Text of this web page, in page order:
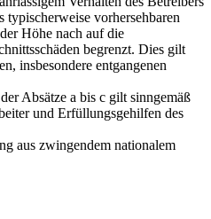
typischerweise vorhersehbaren
Höhe nach auf die
begrenzt. Dies gilt
insbesondere entgangenen
Absätze a bis c gilt sinngemäß
und Erfüllungsgehilfen des
aus zwingendem nationalem